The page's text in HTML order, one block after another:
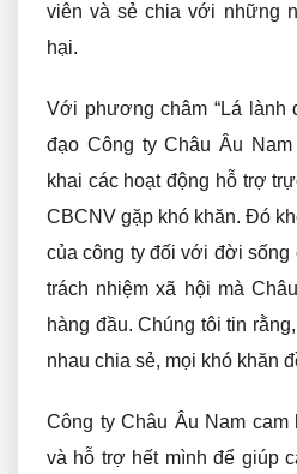
viên và sẻ chia với những
hại.
Với phương châm “Lá lành
đạo Công ty Châu Âu
khai các hoạt động hỗ trợ
CBCNV gặp khó khăn. Đó
của công ty đối với đời sống
trách nhiệm xã hội mà
hàng đầu. Chúng tôi tin
nhau chia sẻ, mọi khó khăn
Công ty Châu Âu Nam cam
và hỗ trợ hết mình để giúp